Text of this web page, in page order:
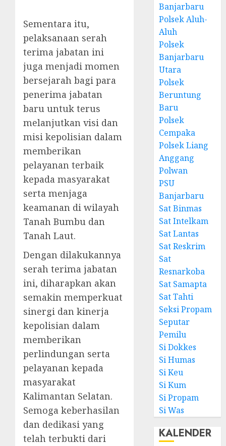
Sementara itu,
pelaksanaan serah
terima jabatan ini
juga menjadi momen
bersejarah bagi para
penerima jabatan
baru untuk terus
melanjutkan visi dan
misi kepolisian dalam
memberikan
pelayanan terbaik
kepada masyarakat
serta menjaga
keamanan di wilayah
Tanah Bumbu dan
Tanah Laut.
Dengan dilakukannya
serah terima jabatan
ini, diharapkan akan
semakin memperkuat
sinergi dan kinerja
kepolisian dalam
memberikan
perlindungan serta
pelayanan kepada
masyarakat
Kalimantan Selatan.
Semoga keberhasilan
dan dedikasi yang
telah terbukti dari
Banjarbaru
Polsek Aluh-
Aluh
Polsek
Banjarbaru
Utara
Polsek
Beruntung
Baru
Polsek
Cempaka
Polsek Liang
Anggang
Polwan
PSU
Banjarbaru
Sat Binmas
Sat Intelkam
Sat Lantas
Sat Reskrim
Sat
Resnarkoba
Sat Samapta
Sat Tahti
Seksi Propam
Seputar
Pemilu
Si Dokkes
Si Humas
Si Keu
Si Kum
Si Propam
Si Was
KALENDER